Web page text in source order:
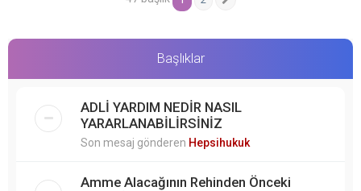
Başlıklar
ADLİ YARDIM NEDİR NASIL
YARARLANABİLİRSİNİZ
Son mesaj gönderen Hepsihukuk
Amme Alacağının Rehinden Önceki